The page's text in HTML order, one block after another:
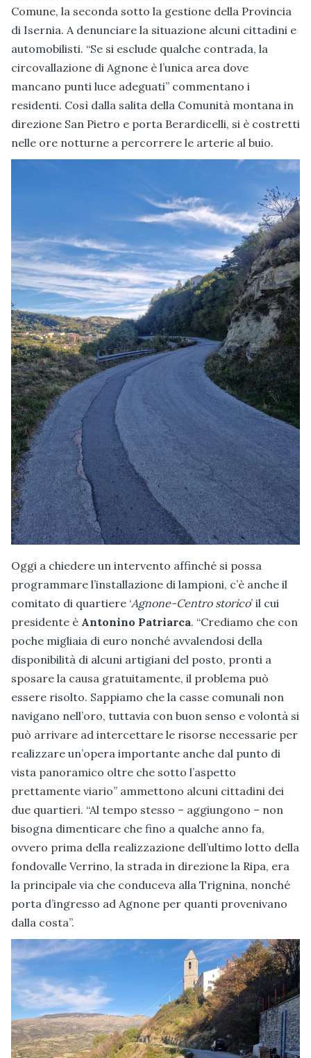
Comune, la seconda sotto la gestione della Provincia
di Isernia. A denunciare la situazione alcuni cittadini e
automobilisti. “Se si esclude qualche contrada, la
circovallazione di Agnone è l’unica area dove
mancano punti luce adeguati” commentano i
residenti. Così dalla salita della Comunità montana in
direzione San Pietro e porta Berardicelli, si è costretti
nelle ore notturne a percorrere le arterie al buio.
Oggi a chiedere un intervento affinché si possa
programmare l’installazione di lampioni, c’è anche il
comitato di quartiere ‘Agnone-Centro storico’ il cui
presidente è Antonino Patriarca. “Crediamo che con
poche migliaia di euro nonché avvalendosi della
disponibilità di alcuni artigiani del posto, pronti a
sposare la causa gratuitamente, il problema può
essere risolto. Sappiamo che la casse comunali non
navigano nell’oro, tuttavia con buon senso e volontà si
può arrivare ad intercettare le risorse necessarie per
realizzare un’opera importante anche dal punto di
vista panoramico oltre che sotto l’aspetto
prettamente viario” ammettono alcuni cittadini dei
due quartieri. “Al tempo stesso – aggiungono – non
bisogna dimenticare che fino a qualche anno fa,
ovvero prima della realizzazione dell’ultimo lotto della
fondovalle Verrino, la strada in direzione la Ripa, era
la principale via che conduceva alla Trignina, nonché
porta d’ingresso ad Agnone per quanti provenivano
dalla costa”.